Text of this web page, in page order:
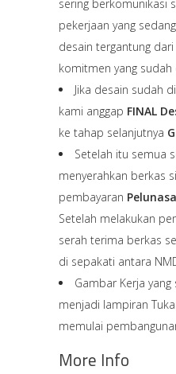
sering berkomunikasi
pekerjaan yang
desain tergantung
komitmen yang
Jika desain sudah
kami anggap FINAL
ke tahap selanjutnya
Setelah itu semua
menyerahkan berkas
pembayaran
Setelah melakukan
serah terima berkas
di sepakati antara
Gambar Kerja
menjadi lampiran
memulai
More Info